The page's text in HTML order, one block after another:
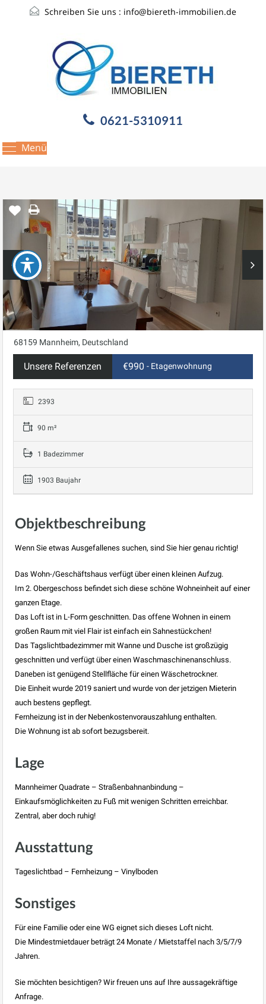
Schreiben Sie uns : info@biereth-immobilien.de
0621-5310911
Menü
68159 Mannheim, Deutschland
Unsere Referenzen €990 - Etagenwohnung
2393
90 m²
1 Badezimmer
1903 Baujahr
Objektbeschreibung
Wenn Sie etwas Ausgefallenes suchen, sind Sie hier genau richtig!
Das Wohn-/Geschäftshaus verfügt über einen kleinen Aufzug.
Im 2. Obergeschoss befindet sich diese schöne Wohneinheit auf einer
ganzen Etage.
Das Loft ist in L-Form geschnitten. Das offene Wohnen in einem
großen Raum mit viel Flair ist einfach ein Sahnestückchen!
Das Tagslichtbadezimmer mit Wanne und Dusche ist großzügig
geschnitten und verfügt über einen Waschmaschinenanschluss.
Daneben ist genügend Stellfläche für einen Wäschetrockner.
Die Einheit wurde 2019 saniert und wurde von der jetzigen Mieterin
auch bestens gepflegt.
Fernheizung ist in der Nebenkostenvorauszahlung enthalten.
Die Wohnung ist ab sofort bezugsbereit.
Lage
Mannheimer Quadrate – Straßenbahnanbindung –
Einkaufsmöglichkeiten zu Fuß mit wenigen Schritten erreichbar.
Zentral, aber doch ruhig!
Ausstattung
Tageslichtbad – Fernheizung – Vinylboden
Sonstiges
Für eine Familie oder eine WG eignet sich dieses Loft nicht.
Die Mindestmietdauer beträgt 24 Monate / Mietstaffel nach 3/5/7/9
Jahren.
Sie möchten besichtigen? Wir freuen uns auf Ihre aussagekräftige
Anfrage.